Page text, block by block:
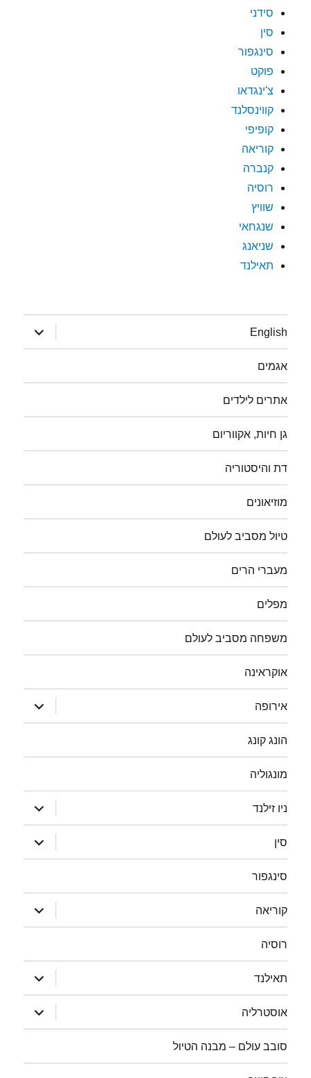
סידני
סין
סינגפור
פוקט
צ'ינגדאו
קווינסלנד
קופיפי
קוריאה
קנברה
רוסיה
שוויץ
שנגחאי
שניאנג
תאילנד
English
הצג
תפריט
אגמים
אתרים לילדים
גן חיות, אקווריום
דת והיסטוריה
מוזיאונים
טיול מסביב לעולם
מעברי הרים
מפלים
משפחה מסביב לעולם
אוקראינה
אירופה
הצג
תפריט
הונג קונג
מונגוליה
ניו זילנד
הצג
תפריט
סין
הצג
תפריט
סינגפור
קוריאה
הצג
תפריט
רוסיה
תאילנד
הצג
תפריט
אוסטרליה
הצג
תפריט
סובב עולם – מבנה הטיול